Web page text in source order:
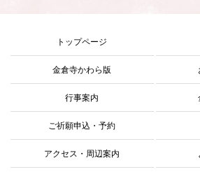
トップページ
金倉寺かわら版
行事案内
ご祈願申込・予約
アクセス・周辺案内